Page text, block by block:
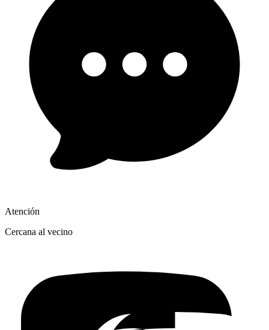
Atención
Cercana al vecino